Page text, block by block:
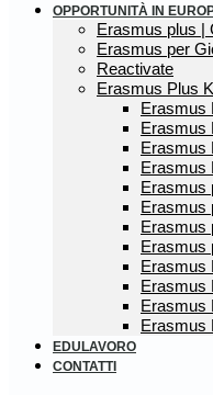
OPPORTUNITÀ IN
Erasmus plus |
Erasmus per
Reactivate
Erasmus Plus
Erasmus
Erasmus
Erasmus
Erasmus
Erasmus
Erasmus
Erasmus
Erasmus
Erasmus
Erasmus
Erasmus
Erasmus
EDULAVORO
CONTATTI